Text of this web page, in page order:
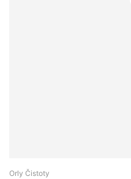
Orly Čistoty